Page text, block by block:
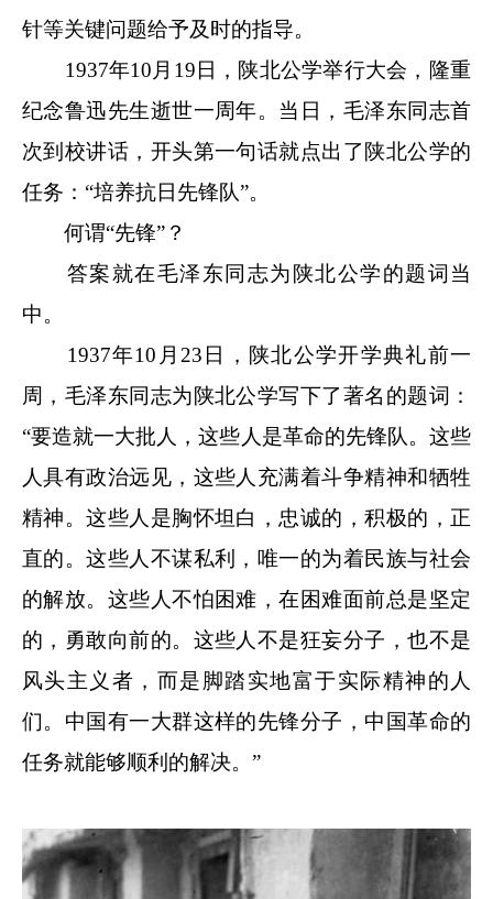
针等关键问题给予及时的指导。
1937年10月19日，陕北公学举行大会，隆重
纪念鲁迅先生逝世一周年。当日，毛泽东同志首
次到校讲话，开头第一句话就点出了陕北公学的
任务：“培养抗日先锋队”。
何谓“先锋”？
答案就在毛泽东同志为陕北公学的题词当
中。
1937年10月23日，陕北公学开学典礼前一
周，毛泽东同志为陕北公学写下了著名的题词：
“要造就一大批人，这些人是革命的先锋队。这些
人具有政治远见，这些人充满着斗争精神和牺牲
精神。这些人是胸怀坦白，忠诚的，积极的，正
直的。这些人不谋私利，唯一的为着民族与社会
的解放。这些人不怕困难，在困难面前总是坚定
的，勇敢向前的。这些人不是狂妄分子，也不是
风头主义者，而是脚踏实地富于实际精神的人
们。中国有一大群这样的先锋分子，中国革命的
任务就能够顺利的解决。”